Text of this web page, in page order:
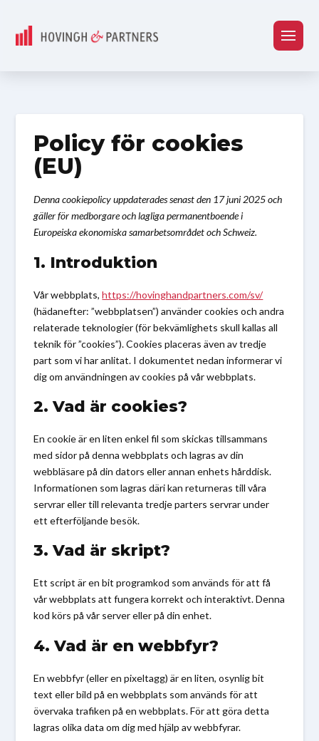
Policy för cookies
(EU)
Denna cookiepolicy uppdaterades senast den 17 juni 2025 och
gäller för medborgare och lagliga permanentboende i
Europeiska ekonomiska samarbetsområdet och Schweiz.
1. Introduktion
Vår webbplats,https://hovinghandpartners.com/sv/
(hädanefter: ”webbplatsen”) använder cookies och andra
relaterade teknologier (för bekvämlighets skull kallas all
teknik för ”cookies”). Cookies placeras även av tredje
part som vi har anlitat. I dokumentet nedan informerar vi
dig om användningen av cookies på vår webbplats.
2. Vad är cookies?
En cookie är en liten enkel fil som skickas tillsammans
med sidor på denna webbplats och lagras av din
webbläsare på din dators eller annan enhets hårddisk.
Informationen som lagras däri kan returneras till våra
servrar eller till relevanta tredje parters servrar under
ett efterföljande besök.
3. Vad är skript?
Ett script är en bit programkod som används för att få
vår webbplats att fungera korrekt och interaktivt. Denna
kod körs på vår server eller på din enhet.
4. Vad är en webbfyr?
En webbfyr (eller en pixeltagg) är en liten, osynlig bit
text eller bild på en webbplats som används för att
övervaka trafiken på en webbplats. För att göra detta
lagras olika data om dig med hjälp av webbfyrar.